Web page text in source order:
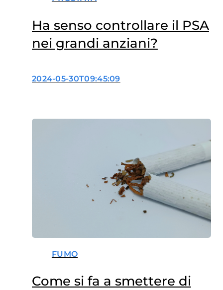
Ha senso controllare il PSA
nei grandi anziani?
2024-05-30T09:45:09
FUMO
Come si fa a smettere di